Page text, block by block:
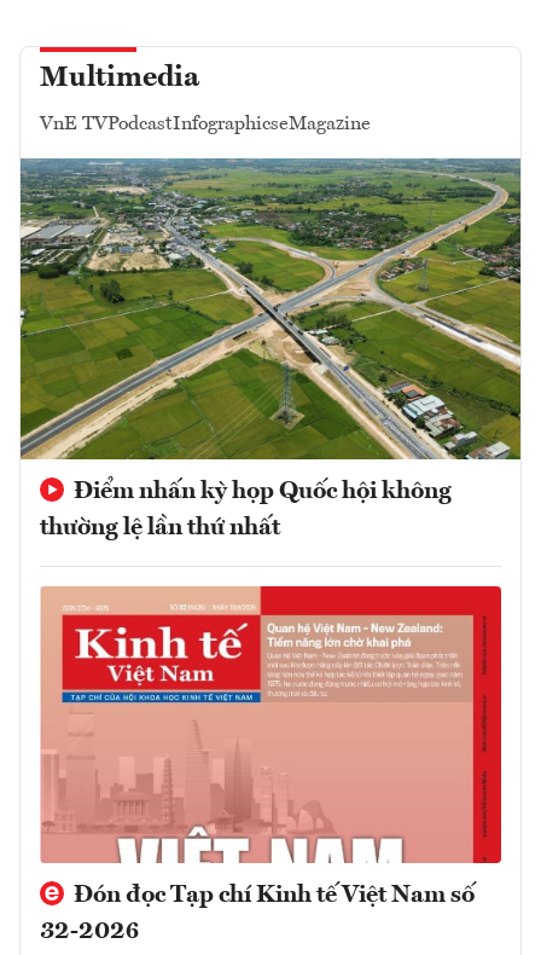
Multimedia
VnE TVPodcastInfographicseMagazine
Điểm nhấn kỳ họp Quốc hội không
thường lệ lần thứ nhất
Đón đọc Tạp chí Kinh tế Việt Nam số
32-2026